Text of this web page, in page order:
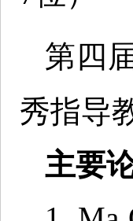
第四
秀指导
主要